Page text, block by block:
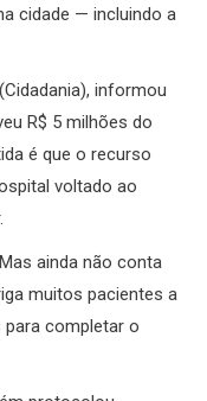
cidade — incluindo a
informou
R$ 5 milhões do
é que o recurso
voltado ao
ainda não conta
muitos pacientes a
completar o